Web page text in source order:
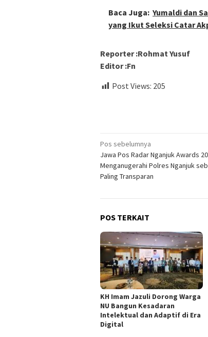
Baca Juga: Yumaldi dan
yang Ikut Seleksi Catar
Reporter :Rohmat Yusuf
Editor :Fn
Post Views: 205
Navigasi
pos
Pos sebelumnya
Jawa Pos Radar Nganjuk Awards
Menganugerahi Polres Nganjuk
Paling Transparan
POS TERKAIT
KH Imam Jazuli Dorong Warga
NU Bangun Kesadaran
Intelektual dan Adaptif di Era
Digital